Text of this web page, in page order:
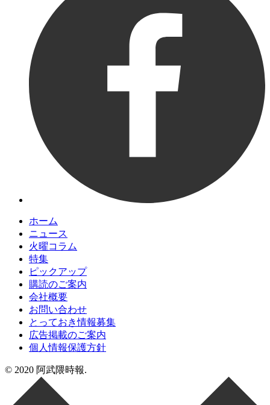
ホーム
ニュース
火曜コラム
特集
ピックアップ
購読のご案内
会社概要
お問い合わせ
とっておき情報募集
広告掲載のご案内
個人情報保護方針
© 2020 阿武隈時報.